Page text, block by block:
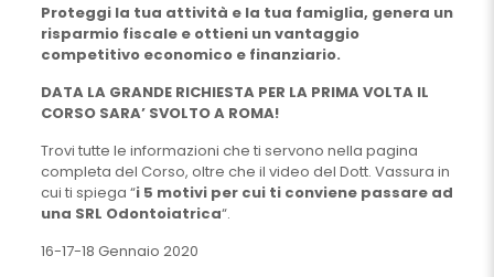
Proteggi la tua attività e la tua famiglia, genera un
risparmio fiscale e ottieni un vantaggio
competitivo economico e finanziario.
DATA LA GRANDE RICHIESTA PER LA PRIMA VOLTA IL
CORSO SARA’ SVOLTO A ROMA!
Trovi tutte le informazioni che ti servono nella pagina
completa del Corso, oltre che il video del Dott. Vassura in
cui ti spiega “i 5 motivi per cui ti conviene passare ad
una SRL Odontoiatrica“.
16-17-18 Gennaio 2020